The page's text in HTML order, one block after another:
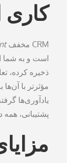
کاری
CRM مخفف
است و به شما
ذخیره کرده،
مؤثرتر با آن‌ها
یادآوری‌ها
پشتیبانی،